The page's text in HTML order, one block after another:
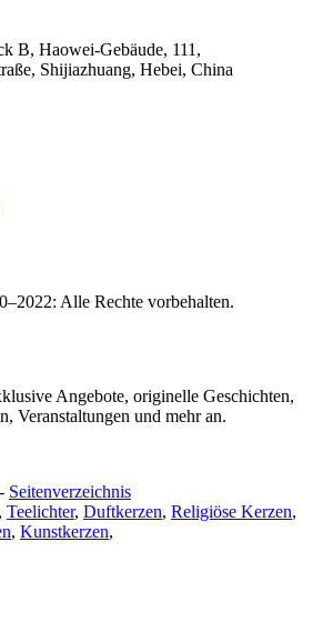
B, Haowei-Gebäude, 111,
Shijiazhuang, Hebei, China
Alle Rechte vorbehalten.
Angebote, originelle Geschichten,
Veranstaltungen und mehr an.
- Seitenverzeichnis
, Teelichter, Duftkerzen, Religiöse Kerzen,
, Kunstkerzen,